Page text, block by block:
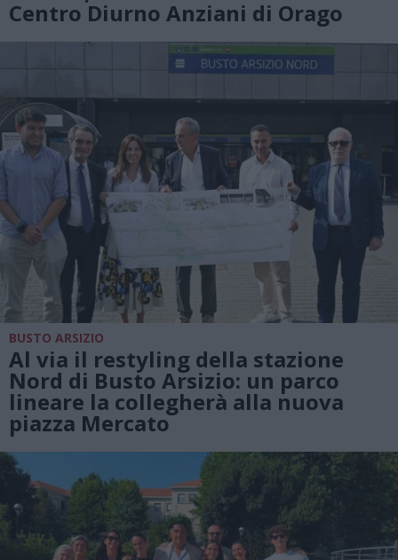
Centro Diurno Anziani di Orago
BUSTO ARSIZIO
Al via il restyling della stazione
Nord di Busto Arsizio: un parco
lineare la collegherà alla nuova
piazza Mercato